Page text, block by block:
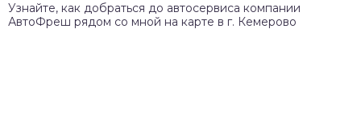
Узнайте, как добраться до автосервиса компании
АвтоФреш рядом со мной на карте в г. Кемерово